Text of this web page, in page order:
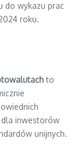
do wykazu prac
roku.
to
inwestorów
unijnych.